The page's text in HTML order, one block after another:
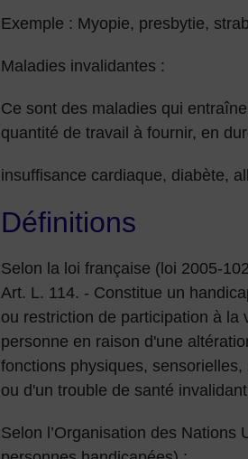
Exemple : Myopie, presbytie,
Maladies invalidantes :
Ce sont des maladies qui
quantité de travail à fournir, en
insuffisance cardiaque, diabète,
Définitions
Selon la loi française (loi 2005-
Art. L. 114. - Constitue un
ou restriction de participation à la
personne en raison d'une
fonctions physiques,
ou d'un trouble de santé
Selon l’Organisation des